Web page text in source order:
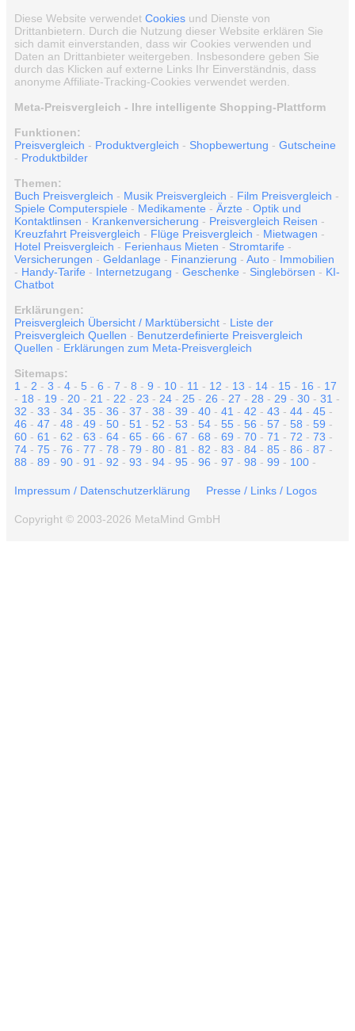
Diese Website verwendet Cookies und Dienste von
Drittanbietern. Durch die Nutzung dieser Website erklären Sie
sich damit einverstanden, dass wir Cookies verwenden und
Daten an Drittanbieter weitergeben. Insbesondere geben Sie
durch das Klicken auf externe Links Ihr Einverständnis, dass
anonyme Affiliate-Tracking-Cookies verwendet werden.
Meta-Preisvergleich - Ihre intelligente Shopping-Plattform
Funktionen:
Preisvergleich - Produktvergleich - Shopbewertung - Gutscheine
- Produktbilder
Themen:
Buch Preisvergleich - Musik Preisvergleich - Film Preisvergleich -
Spiele Computerspiele - Medikamente - Ärzte - Optik und
Kontaktlinsen - Krankenversicherung - Preisvergleich Reisen -
Kreuzfahrt Preisvergleich - Flüge Preisvergleich - Mietwagen -
Hotel Preisvergleich - Ferienhaus Mieten - Stromtarife -
Versicherungen - Geldanlage - Finanzierung - Auto - Immobilien
- Handy-Tarife - Internetzugang - Geschenke - Singlebörsen - KI-
Chatbot
Erklärungen:
Preisvergleich Übersicht / Marktübersicht - Liste der
Preisvergleich Quellen - Benutzerdefinierte Preisvergleich
Quellen - Erklärungen zum Meta-Preisvergleich
Sitemaps:
1 - 2 - 3 - 4 - 5 - 6 - 7 - 8 - 9 - 10 - 11 - 12 - 13 - 14 - 15 - 16 - 17
- 18 - 19 - 20 - 21 - 22 - 23 - 24 - 25 - 26 - 27 - 28 - 29 - 30 - 31 -
32 - 33 - 34 - 35 - 36 - 37 - 38 - 39 - 40 - 41 - 42 - 43 - 44 - 45 -
46 - 47 - 48 - 49 - 50 - 51 - 52 - 53 - 54 - 55 - 56 - 57 - 58 - 59 -
60 - 61 - 62 - 63 - 64 - 65 - 66 - 67 - 68 - 69 - 70 - 71 - 72 - 73 -
74 - 75 - 76 - 77 - 78 - 79 - 80 - 81 - 82 - 83 - 84 - 85 - 86 - 87 -
88 - 89 - 90 - 91 - 92 - 93 - 94 - 95 - 96 - 97 - 98 - 99 - 100 -
Impressum / Datenschutzerklärung Presse / Links / Logos
Copyright © 2003-2026 MetaMind GmbH